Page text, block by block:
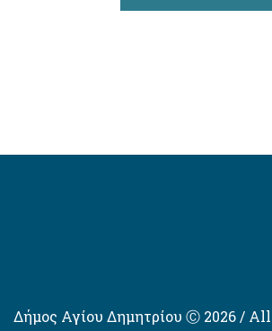
Δήμος Αγίου Δημητρίου Ⓒ 2026 /